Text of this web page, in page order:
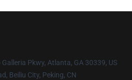
Pkwy, Atlanta, GA 30339, US
Beiliu City, Peking, CN